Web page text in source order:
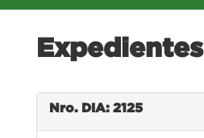
Expedientes
Nro. DIA: 2125